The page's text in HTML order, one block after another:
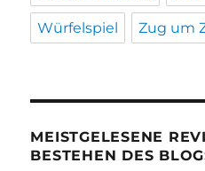
Würfelspiel Zug um
MEISTGELESENE
BESTEHEN DES